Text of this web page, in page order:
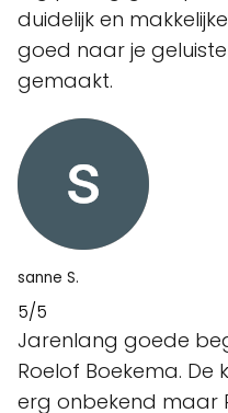
duidelijk en
goed naar je
gemaakt.
sanne S.
5/5
Jarenlang goede
Roelof Boekema.
erg onbekend maar